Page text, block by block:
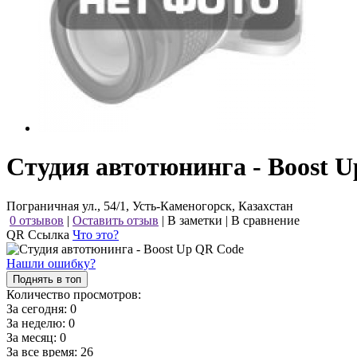
Студия автотюнинга - Boost
Пограничная ул., 54/1, Усть-Каменогорск, Казахстан
0 отзывов | Оставить отзыв | В заметки | В сравнение
QR Ссылка Что это?
Нашли ошибку?
Поднять в топ
Количество просмотров:
За сегодня: 0
За неделю: 0
За месяц: 0
За все время: 26